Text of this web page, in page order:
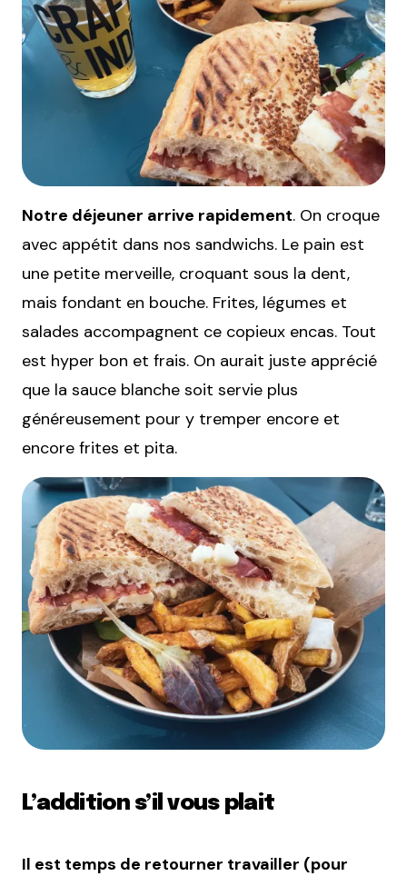
Notre déjeuner arrive rapidement. On croque
avec appétit dans nos sandwichs. Le pain est
une petite merveille, croquant sous la dent,
mais fondant en bouche. Frites, légumes et
salades accompagnent ce copieux encas. Tout
est hyper bon et frais. On aurait juste apprécié
que la sauce blanche soit servie plus
généreusement pour y tremper encore et
encore frites et pita.
L’addition s’il vous plait
Il est temps de retourner travailler (pour